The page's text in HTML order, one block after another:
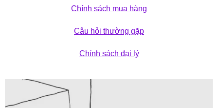
Chính sách mua hàng
Câu hỏi thường gặp
Chính sách đại lý